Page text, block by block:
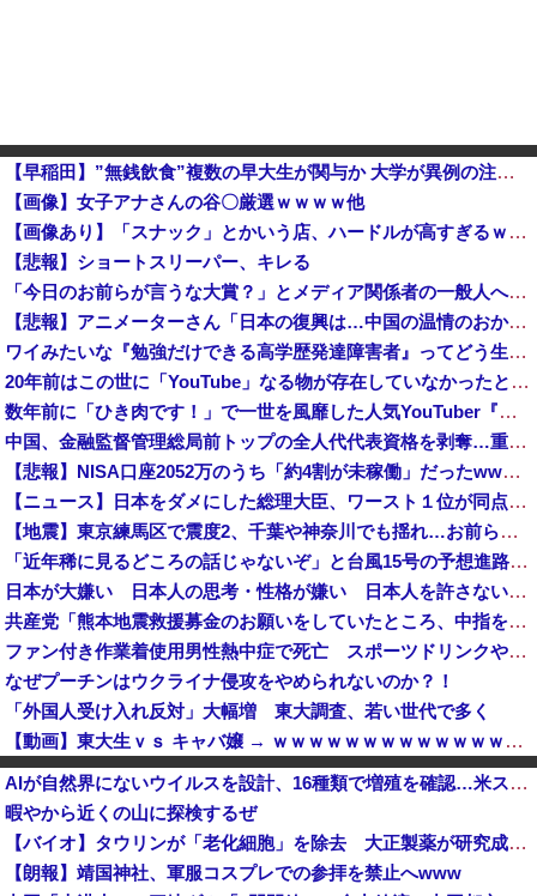
【早稲田】”無銭飲食”複数の早大生が関与か 大学が異例の注意喚起
【画像】女子アナさんの谷〇厳選ｗｗｗｗ他
【画像あり】「スナック」とかいう店、ハードルが高すぎるｗｗｗｗｗｗｗ
【悲報】ショートスリーパー、キレる
「今日のお前らが言うな大賞？」とメディア関係者の一般人への苦言にツッコミ殺到、被災地の避難所でカメラまわすのは……
【悲報】アニメーターさん「日本の復興は…中国の温情のおかげだ！」 ← 突っ込み殺到 ｗｗｗｗｗｗｗｗｗ
ワイみたいな『勉強だけできる高学歴発達障害者』ってどう生きたらいいんや？
20年前はこの世に「YouTube」なる物が存在していなかったという事実
数年前に「ひき肉です！」で一世を風靡した人気YouTuber『ちょんまげ小僧』さん、とんでもないことになっていた
中国、金融監督管理総局前トップの全人代代表資格を剥奪…重大な規律違反で！
【悲報】NISA口座2052万のうち「約4割が未稼働」だったwwwwww
【ニュース】日本をダメにした総理大臣、ワースト１位が同点でこの人ｗｗｗｗｗｗ
【地震】東京練馬区で震度2、千葉や神奈川でも揺れ…お前ら気付いた？
「近年稀に見るどころの話じゃないぞ」と台風15号の予想進路に困惑する人が多数、偏西風が全く通用していないんだけど……
日本が大嫌い 日本人の思考・性格が嫌い 日本人を許さない 日本なんか消滅してほしい [8/8]
共産党「熊本地震救援募金のお願いをしていたところ、中指を立てられました。中指がメガネに当たり、危うく怪我をするところでした」
ファン付き作業着使用男性熱中症で死亡 スポーツドリンクやゼリー飲料持参も [8/8]
なぜプーチンはウクライナ侵攻をやめられないのか？！
「外国人受け入れ反対」大幅増 東大調査、若い世代で多く
【動画】東大生ｖｓ キャバ嬢 → ｗｗｗｗｗｗｗｗｗｗｗｗｗｗｗｗｗｗ
【悲報】嵐の活動休止の影響か…相葉雅紀のレコメンが9月いっぱいで終了へ
AIが自然界にないウイルスを設計、16種類で増殖を確認…米スタンフォード大！
暇やから近くの山に探検するぜ
【バイオ】タウリンが「老化細胞」を除去 大正製薬が研究成果を発表
【朗報】靖国神社、軍服コスプレでの参拝を禁止へwww